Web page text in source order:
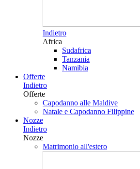
Indietro
Africa
Sudafrica
Tanzania
Namibia
Offerte
Indietro
Offerte
Capodanno alle Maldive
Natale e Capodanno Filippine
Nozze
Indietro
Nozze
Matrimonio all'estero